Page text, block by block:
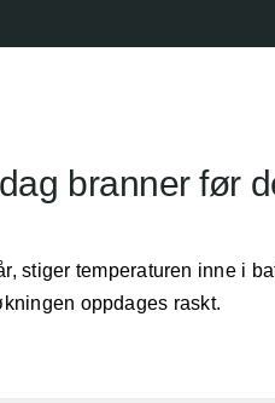
branner før
stiger temperaturen inne i
oppdages raskt.